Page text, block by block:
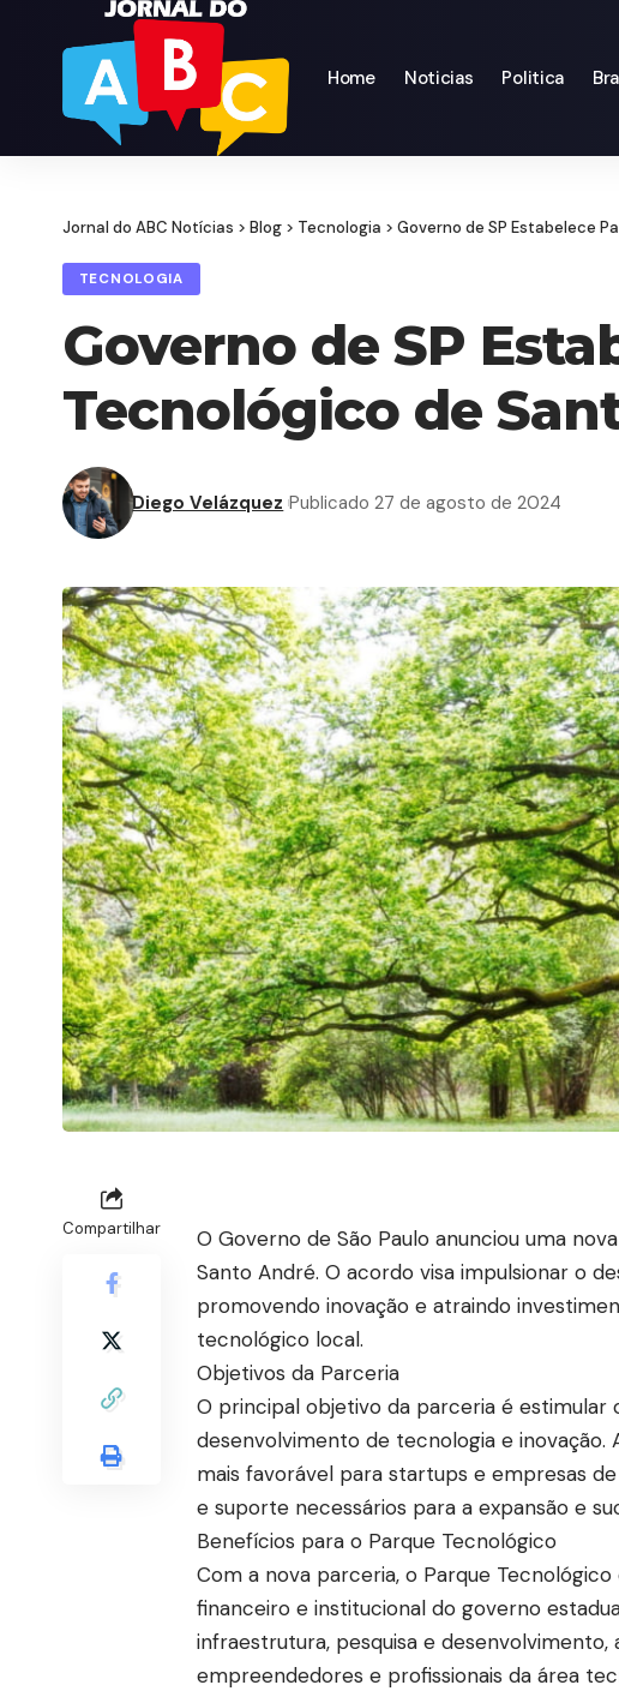
Home Noticias Politica
Jornal do ABC Notícias > Blog > Tecnologia > Governo de SP Estabelece
TECNOLOGIA
Governo de SP
Tecnológico de
Diego Velázquez Publicado 27 de agosto de 2024
Compartilhar
O Governo de São Paulo anunciou uma
Santo André. O acordo visa impulsionar o
promovendo inovação e atraindo
tecnológico local.
Objetivos da Parceria
O principal objetivo da parceria é
desenvolvimento de tecnologia e
mais favorável para startups e empresas
e suporte necessários para a expansão e
Benefícios para o Parque Tecnológico
Com a nova parceria, o Parque
financeiro e institucional do governo
infraestrutura, pesquisa e
empreendedores e profissionais da área